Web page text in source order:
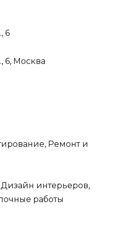
6
6, Москва
Ремонт и
интерьеров,
работы